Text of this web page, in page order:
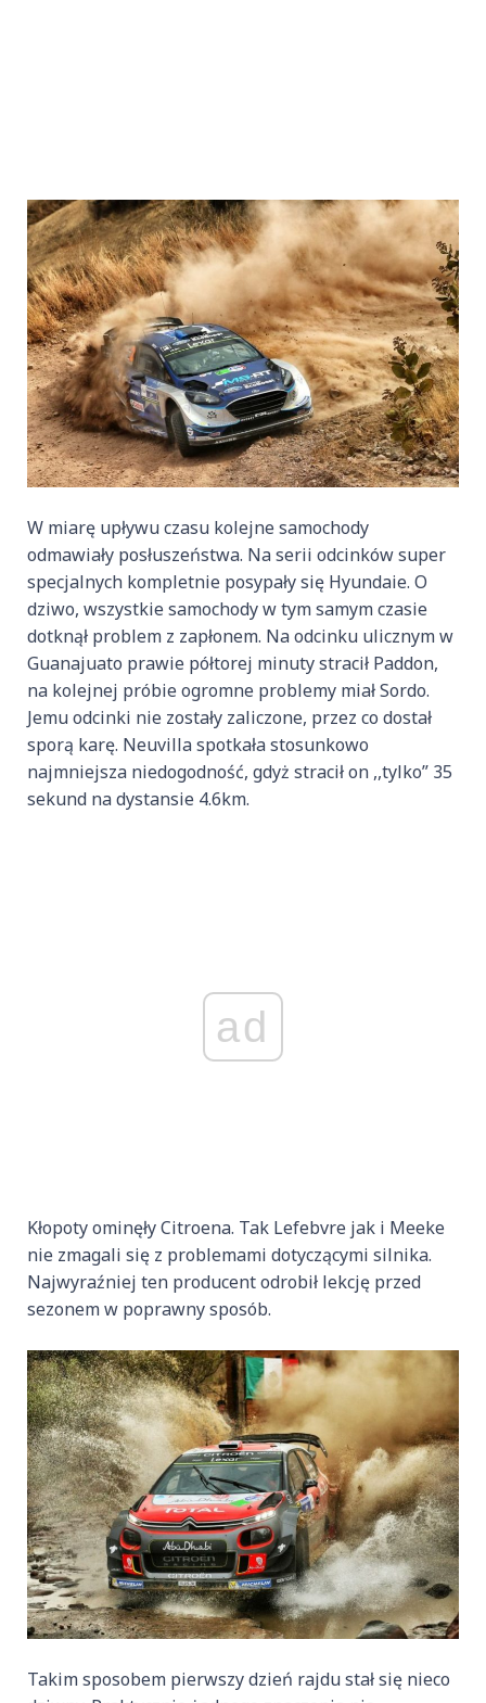
W miarę upływu czasu kolejne samochody
odmawiały posłuszeństwa. Na serii odcinków super
specjalnych kompletnie posypały się Hyundaie. O
dziwo, wszystkie samochody w tym samym czasie
dotknął problem z zapłonem. Na odcinku ulicznym w
Guanajuato prawie półtorej minuty stracił Paddon,
na kolejnej próbie ogromne problemy miał Sordo.
Jemu odcinki nie zostały zaliczone, przez co dostał
sporą karę. Neuvilla spotkała stosunkowo
najmniejsza niedogodność, gdyż stracił on ,,tylko” 35
sekund na dystansie 4.6km.
ad
Kłopoty ominęły Citroena. Tak Lefebvre jak i Meeke
nie zmagali się z problemami dotyczącymi silnika.
Najwyraźniej ten producent odrobił lekcję przed
sezonem w poprawny sposób.
Takim sposobem pierwszy dzień rajdu stał się nieco